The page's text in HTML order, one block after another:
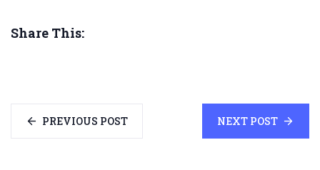
Share This:
PREVIOUS POST NEXT POST